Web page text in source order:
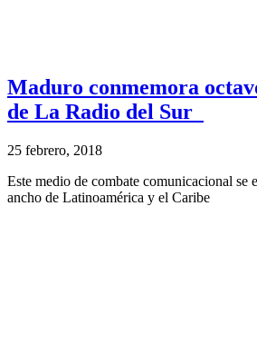
Maduro conmemora
de La Radio del Sur
25 febrero, 2018
Este medio de combate comunicacional se
ancho de Latinoamérica y el Caribe